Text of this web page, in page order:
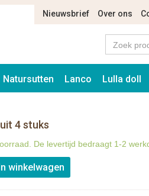
Nieuwsbrief Over ons
Natursutten Lanco Lulla doll
4 stuks
De levertijd bedraagt 1-2